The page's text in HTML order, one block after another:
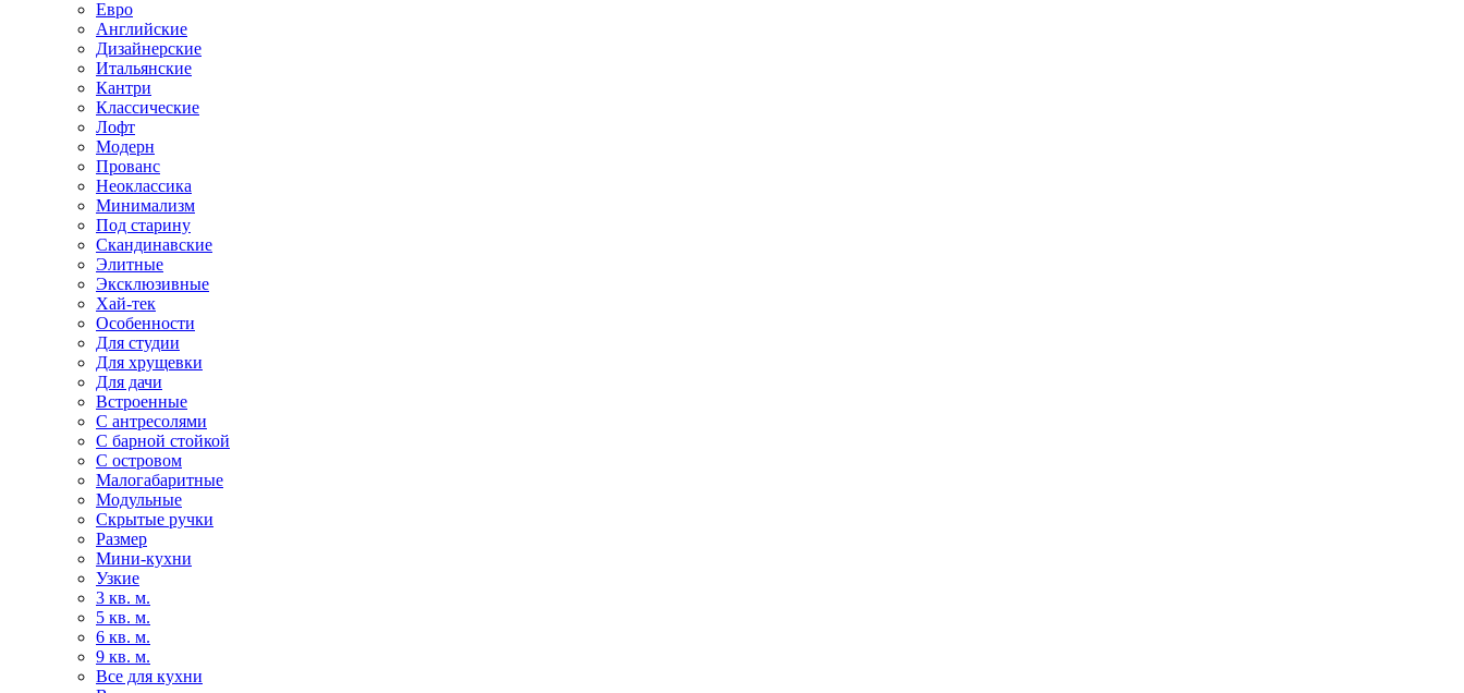
Евро
Английские
Дизайнерские
Итальянские
Кантри
Классические
Лофт
Модерн
Прованс
Неоклассика
Минимализм
Под старину
Скандинавские
Элитные
Эксклюзивные
Хай-тек
Особенности
Для студии
Для хрущевки
Для дачи
Встроенные
С антресолями
С барной стойкой
С островом
Малогабаритные
Модульные
Скрытые ручки
Размер
Мини-кухни
Узкие
3 кв. м.
5 кв. м.
6 кв. м.
9 кв. м.
Все для кухни